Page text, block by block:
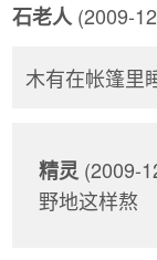
石老人(2009-
木有在帐篷里
精灵 (2009-
野地这样熬